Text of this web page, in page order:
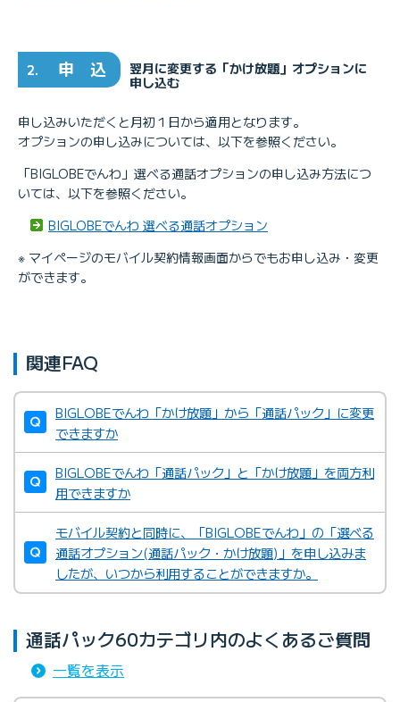
2. 申 込
翌月に変更する「かけ放題」オプションに
申し込む
申し込みいただくと月初１日から適用となります。
オプションの申し込みについては、以下を参照ください。
「BIGLOBEでんわ」選べる通話オプションの申し込み方法につ
いては、以下を参照ください。
BIGLOBEでんわ 選べる通話オプション
※ マイページのモバイル契約情報画面からでもお申し込み・変更
ができます。
関連FAQ
BIGLOBEでんわ「かけ放題」から「通話パック」に変更
できますか
BIGLOBEでんわ「通話パック」と「かけ放題」を両方利
用できますか
モバイル契約と同時に、「BIGLOBEでんわ」の「選べる
通話オプション(通話パック・かけ放題)」を申し込みま
したが、いつから利用することができますか。
通話パック60カテゴリ内のよくあるご質問
一覧を表示